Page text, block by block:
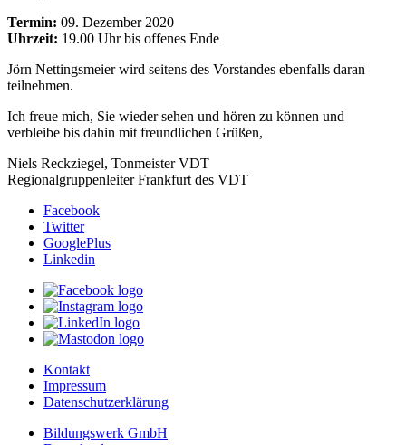
Termin: 09. Dezember 2020
Uhrzeit: 19.00 Uhr bis offenes Ende
Jörn Nettingsmeier wird seitens des Vorstandes ebenfalls daran
teilnehmen.
Ich freue mich, Sie wieder sehen und hören zu können und
verbleibe bis dahin mit freundlichen Grüßen,
Niels Reckziegel, Tonmeister VDT
Regionalgruppenleiter Frankfurt des VDT
Facebook
Twitter
GooglePlus
Linkedin
Kontakt
Impressum
Datenschutzerklärung
Bildungswerk GmbH